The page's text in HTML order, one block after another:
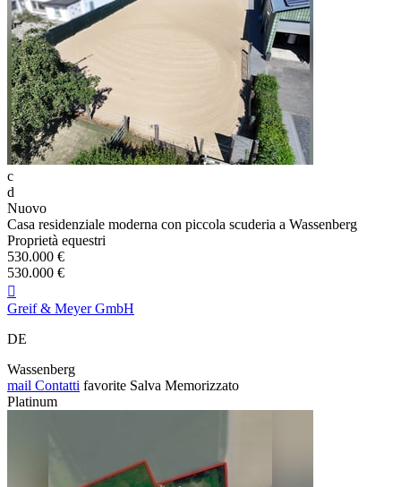
c
d
Nuovo
Casa residenziale moderna con piccola scuderia a Wassenberg
Proprietà equestri
530.000 €
530.000 €

Greif & Meyer GmbH
DE
Wassenberg
mail Contatti favorite Salva Memorizzato
Platinum